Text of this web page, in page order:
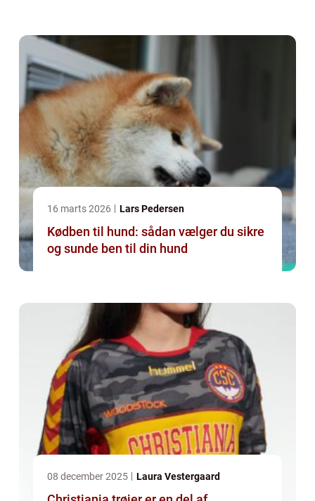
16 marts 2026 Lars Pedersen
Kødben til hund: sådan vælger du sikre
og sunde ben til din hund
08 december 2025 Laura Vestergaard